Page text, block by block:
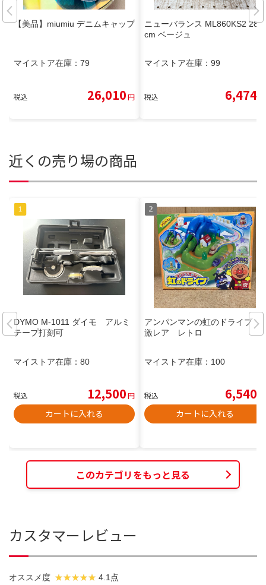
【美品】miumiu デニムキャップ
マイストア在庫： 79
税込 26,010円
ニューバランス ML860KS2 28.0
cm ベージュ
マイストア在庫： 99
税込 6,474
近くの売り場の商品
DYMO M-1011 ダイモ アルミ
テープ打刻可
マイストア在庫： 80
税込 12,500円
カートに入れる
アンパンマンの虹のドライブ
激レア レトロ
マイストア在庫： 100
税込 6,540
カートに入れる
このカテゴリをもっと見る
カスタマーレビュー
オススメ度 4.1点